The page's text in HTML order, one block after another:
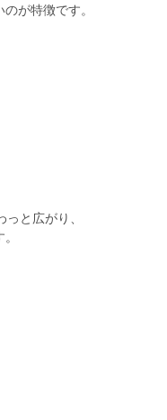
が特徴です。
と広がり、